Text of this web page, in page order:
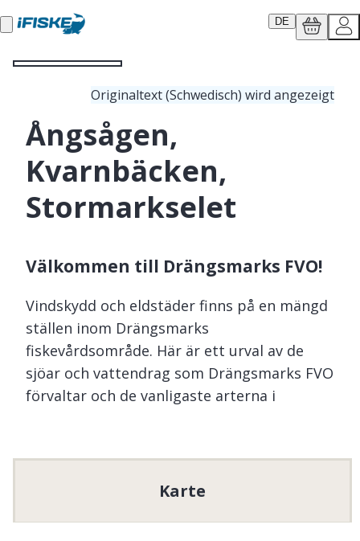
DE
Originaltext (Schwedisch) wird angezeigt
Ångsågen,
Kvarnbäcken,
Stormarkselet
Välkommen till Drängsmarks FVO!
Vindskydd och eldstäder finns på en mängd
ställen inom Drängsmarks
fiskevårdsområde. Här är ett urval av de
sjöar och vattendrag som Drängsmarks FVO
förvaltar och de vanligaste arterna i
Ostträsket
Karte